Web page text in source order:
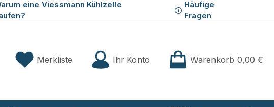
eine Viessmann Kühlzelle
Häufige
Fragen
Merkliste Du hast 0 Produkte auf der Merkliste
Ihr Konto Warenkorb 0,00 €